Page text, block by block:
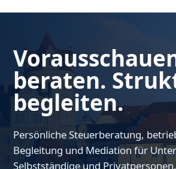
beraten.
begleiten.
Persönliche Steuerberatung,
Begleitung und Mediation für
Selbstständige und Privatpersonen.